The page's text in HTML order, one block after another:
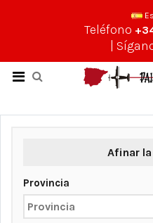
Teléfono
|
Afinar
Provincia